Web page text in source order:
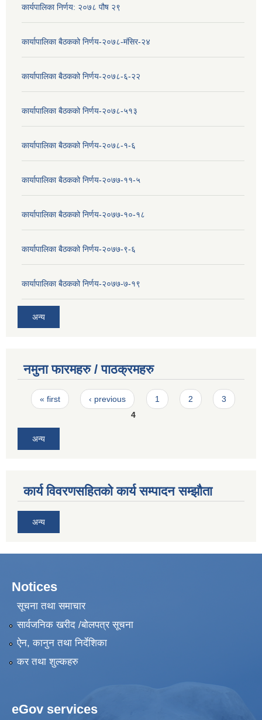
कार्यपालिका निर्णय: २०७८ पौष २९
कार्यापालिका बैठकको निर्णय-२०७८-मंसिर-२४
कार्यापालिका बैठकको निर्णय-२०७८-६-२२
कार्यापालिका बैठकको निर्णय-२०७८-५१३
कार्यापालिका बैठकको निर्णय-२०७८-१-६
कार्यापालिका बैठकको निर्णय-२०७७-११-५
कार्यापालिका बैठकको निर्णय-२०७७-१०-१८
कार्यापालिका बैठकको निर्णय-२०७७-९-६
कार्यापालिका बैठकको निर्णय-२०७७-७-१९
अन्य
नमुना फारमहरु / पाठक्रमहरु
Pages
« first ‹ previous 1 2
3
4
अन्य
कार्य विवरणसहितको कार्य सम्पादन सम्झौता
अन्य
Notices
सूचना तथा समाचार
सार्वजनिक खरीद /बोलपत्र सूचना
ऐन, कानुन तथा निर्देशिका
कर तथा शुल्कहरु
eGov services